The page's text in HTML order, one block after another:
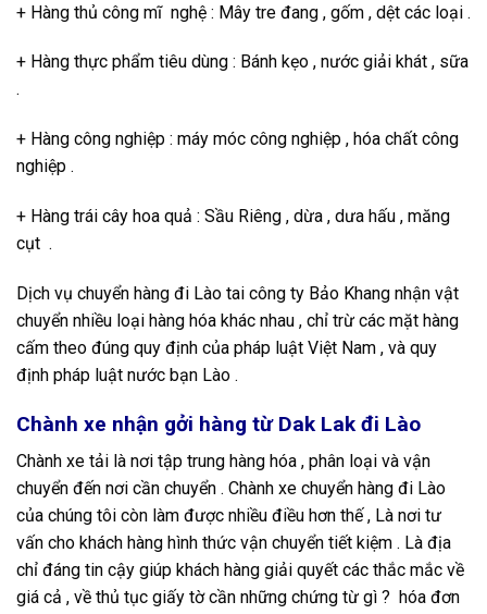
+ Hàng thủ công mĩ nghệ : Mây tre đang , gốm , dệt các loại .
+ Hàng thực phẩm tiêu dùng : Bánh kẹo , nước giải khát , sữa
.
+ Hàng công nghiệp : máy móc công nghiệp , hóa chất công
nghiệp .
+ Hàng trái cây hoa quả : Sầu Riêng , dừa , dưa hấu , măng
cụt .
Dịch vụ chuyển hàng đi Lào tai công ty Bảo Khang nhận vật
chuyển nhiều loại hàng hóa khác nhau , chỉ trừ các mặt hàng
cấm theo đúng quy định của pháp luật Việt Nam , và quy
định pháp luật nước bạn Lào .
Chành xe nhận gởi hàng từ Dak Lak đi Lào
Chành xe tải là nơi tập trung hàng hóa , phân loại và vận
chuyển đến nơi cần chuyển . Chành xe chuyển hàng đi Lào
của chúng tôi còn làm được nhiều điều hơn thế , Là nơi tư
vấn cho khách hàng hình thức vận chuyển tiết kiệm . Là địa
chỉ đáng tin cậy giúp khách hàng giải quyết các thắc mắc về
giá cả , về thủ tục giấy tờ cần những chứng từ gì ? hóa đơn